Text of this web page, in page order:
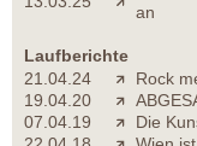
an
Laufberichte
21.04.24
Rock
19.04.20
07.04.19
Die